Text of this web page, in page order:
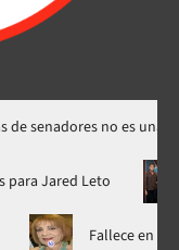
no es una sanción
para Jared Leto
Fallece en SD la